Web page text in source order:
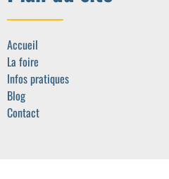
Accueil
La foire
Infos pratiques
Blog
Contact